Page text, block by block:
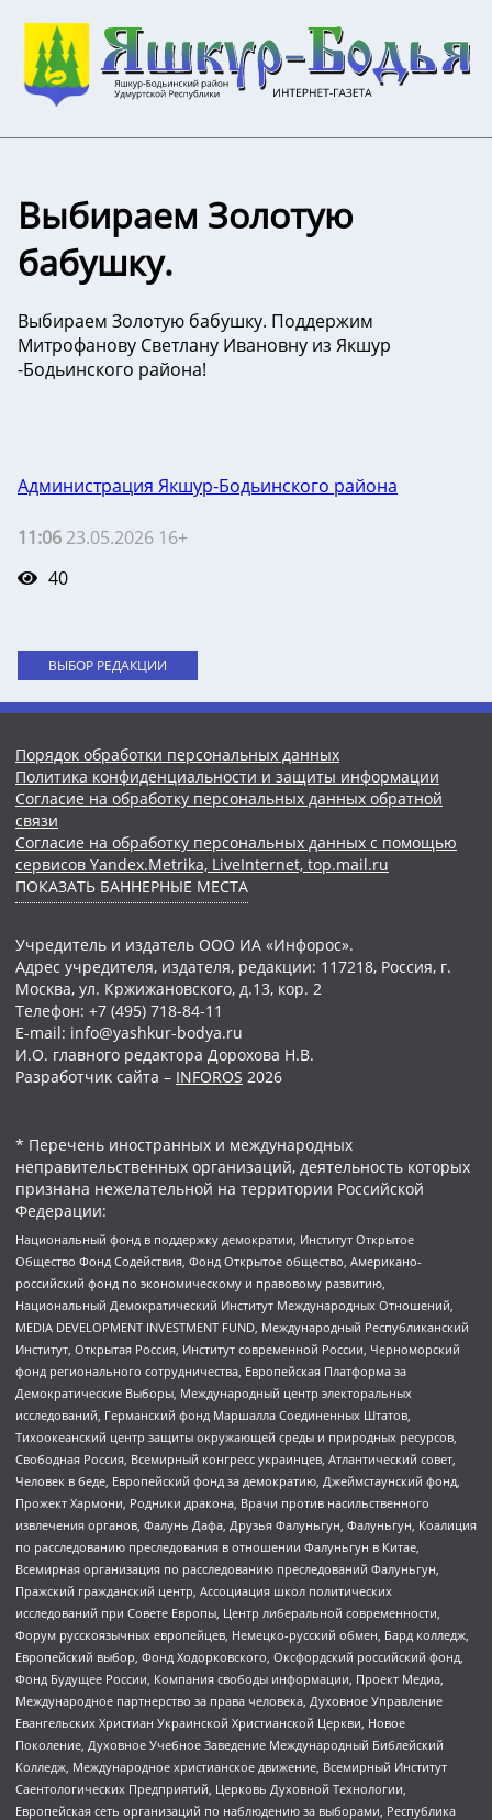
Выбираем Золотую
бабушку.
Выбираем Золотую бабушку. Поддержим
Митрофанову Светлану Ивановну из Якшур
-Бодьинского района!
Администрация Якшур-Бодьинского района
11:06 23.05.2026 16+
40
ВЫБОР РЕДАКЦИИ
Порядок обработки персональных данных
Политика конфиденциальности и защиты информации
Согласие на обработку персональных данных обратной
связи
Согласие на обработку персональных данных с помощью
сервисов Yandex.Metrika, LiveInternet, top.mail.ru
ПОКАЗАТЬ БАННЕРНЫЕ МЕСТА
Учредитель и издатель ООО ИА «Инфорос».
Адрес учредителя, издателя, редакции: 117218, Россия, г.
Москва, ул. Кржижановского, д.13, кор. 2
Телефон: +7 (495) 718-84-11
E-mail: info@yashkur-bodya.ru
И.О. главного редактора Дорохова Н.В.
Разработчик сайта – INFOROS 2026
* Перечень иностранных и международных
неправительственных организаций, деятельность которых
признана нежелательной на территории Российской
Федерации:
Национальный фонд в поддержку демократии, Институт Открытое
Общество Фонд Содействия, Фонд Открытое общество, Американо-
российский фонд по экономическому и правовому развитию,
Национальный Демократический Институт Международных Отношений,
MEDIA DEVELOPMENT INVESTMENT FUND, Международный Республиканский
Институт, Открытая Россия, Институт современной России, Черноморский
фонд регионального сотрудничества, Европейская Платформа за
Демократические Выборы, Международный центр электоральных
исследований, Германский фонд Маршалла Соединенных Штатов,
Тихоокеанский центр защиты окружающей среды и природных ресурсов,
Свободная Россия, Всемирный конгресс украинцев, Атлантический совет,
Человек в беде, Европейский фонд за демократию, Джеймстаунский фонд,
Прожект Хармони, Родники дракона, Врачи против насильственного
извлечения органов, Фалунь Дафа, Друзья Фалуньгун, Фалуньгун, Коалиция
по расследованию преследования в отношении Фалуньгун в Китае,
Всемирная организация по расследованию преследований Фалуньгун,
Пражский гражданский центр, Ассоциация школ политических
исследований при Совете Европы, Центр либеральной современности,
Форум русскоязычных европейцев, Немецко-русский обмен, Бард колледж,
Европейский выбор, Фонд Ходорковского, Оксфордский российский фонд,
Фонд Будущее России, Компания свободы информации, Проект Медиа,
Международное партнерство за права человека, Духовное Управление
Евангельских Христиан Украинской Христианской Церкви, Новое
Поколение, Духовное Учебное Заведение Международный Библейский
Колледж, Международное христианское движение, Всемирный Институт
Саентологических Предприятий, Церковь Духовной Технологии,
Европейская сеть организаций по наблюдению за выборами, Республика